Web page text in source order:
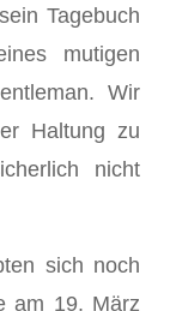
Tagebuch
mutigen
Wir
Haltung zu
nicht
sich noch
am 19. März